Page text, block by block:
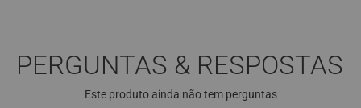
PERGUNTAS & RESPOSTAS
Este produto ainda não tem perguntas